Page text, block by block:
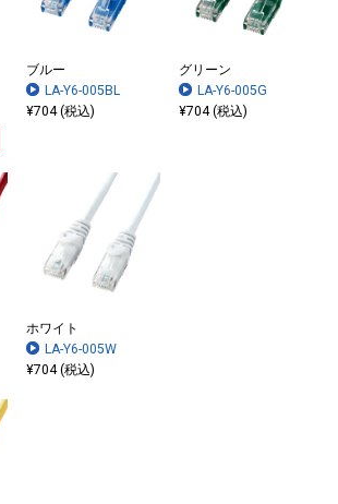
ブルー
LA-Y6-005BL
¥704 (税込)
グリーン
LA-Y6-005G
¥704 (税込)
ホワイト
LA-Y6-005W
¥704 (税込)